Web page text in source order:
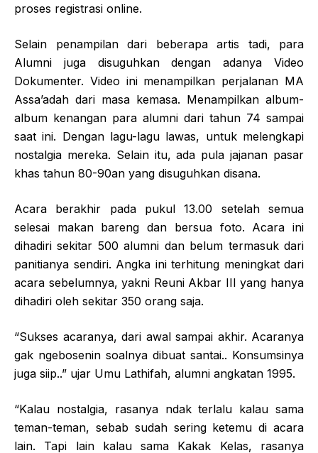
proses registrasi online.
Selain penampilan dari beberapa artis tadi, para
Alumni juga disuguhkan dengan adanya Video
Dokumenter. Video ini menampilkan perjalanan MA
Assa’adah dari masa kemasa. Menampilkan album-
album kenangan para alumni dari tahun 74 sampai
saat ini. Dengan lagu-lagu lawas, untuk melengkapi
nostalgia mereka. Selain itu, ada pula jajanan pasar
khas tahun 80-90an yang disuguhkan disana.
Acara berakhir pada pukul 13.00 setelah semua
selesai makan bareng dan bersua foto. Acara ini
dihadiri sekitar 500 alumni dan belum termasuk dari
panitianya sendiri. Angka ini terhitung meningkat dari
acara sebelumnya, yakni Reuni Akbar III yang hanya
dihadiri oleh sekitar 350 orang saja.
“Sukses acaranya, dari awal sampai akhir. Acaranya
gak ngebosenin soalnya dibuat santai.. Konsumsinya
juga siip..” ujar Umu Lathifah, alumni angkatan 1995.
“Kalau nostalgia, rasanya ndak terlalu kalau sama
teman-teman, sebab sudah sering ketemu di acara
lain. Tapi lain kalau sama Kakak Kelas, rasanya